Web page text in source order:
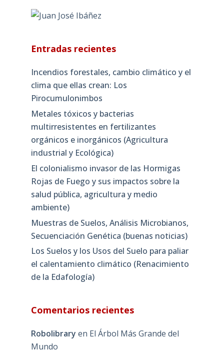
Entradas recientes
Incendios forestales, cambio climático y el
clima que ellas crean: Los
Pirocumulonimbos
Metales tóxicos y bacterias
multirresistentes en fertilizantes
orgánicos e inorgánicos (Agricultura
industrial y Ecológica)
El colonialismo invasor de las Hormigas
Rojas de Fuego y sus impactos sobre la
salud pública, agricultura y medio
ambiente)
Muestras de Suelos, Análisis Microbianos,
Secuenciación Genética (buenas noticias)
Los Suelos y los Usos del Suelo para paliar
el calentamiento climático (Renacimiento
de la Edafología)
Comentarios recientes
Robolibrary en El Árbol Más Grande del
Mundo